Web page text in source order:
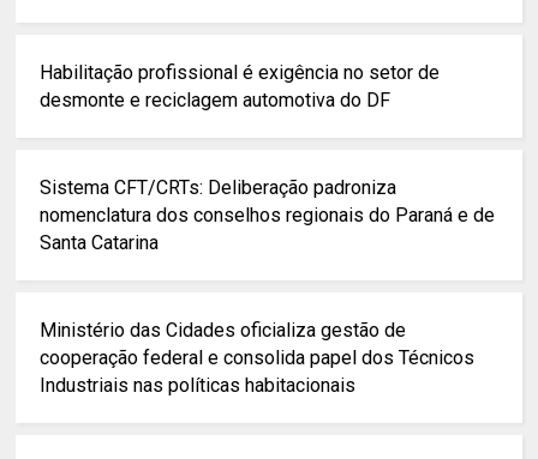
Habilitação profissional é exigência no setor de
desmonte e reciclagem automotiva do DF
Sistema CFT/CRTs: Deliberação padroniza
nomenclatura dos conselhos regionais do Paraná e de
Santa Catarina
Ministério das Cidades oficializa gestão de
cooperação federal e consolida papel dos Técnicos
Industriais nas políticas habitacionais